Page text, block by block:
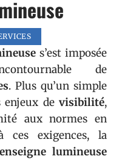
s’est imposée
de
. Plus qu’un simple
enjeux de visibilité,
aux normes en
ces exigences, la
enseigne lumineuse